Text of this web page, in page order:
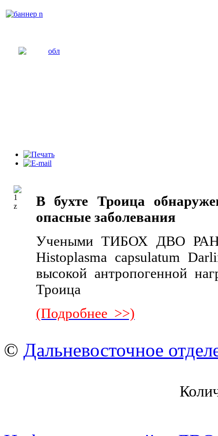
В бухте Троица
опасные заболевания
Учеными ТИБОХ ДВО РАН
Histoplasma capsulatum
высокой антропогенной
Троица
(Подробнее >>)
© Дальневосточное